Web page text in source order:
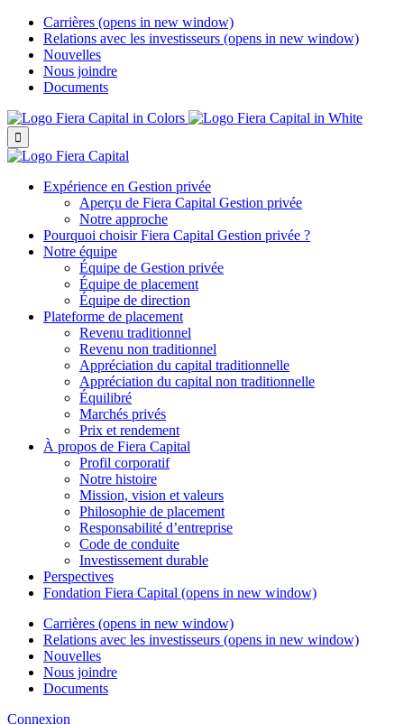
Carrières (opens in new window)
Relations avec les investisseurs (opens in new window)
Nouvelles
Nous joindre
Documents

Expérience en Gestion privée
Aperçu de Fiera Capital Gestion privée
Notre approche
Pourquoi choisirFiera Capital Gestion privée ?
Notre équipe
Équipe de Gestion privée
Équipe de placement
Équipe de direction
Plateforme de placement
Revenu traditionnel
Revenu non traditionnel
Appréciation du capital traditionnelle
Appréciation du capital non traditionnelle
Équilibré
Marchés privés
Prix et rendement
À propos de Fiera Capital
Profil corporatif
Notre histoire
Mission, vision et valeurs
Philosophie de placement
Responsabilité d’entreprise
Code de conduite
Investissement durable
Perspectives
Fondation Fiera Capital (opens in new window)
Carrières (opens in new window)
Relations avec les investisseurs (opens in new window)
Nouvelles
Nous joindre
Documents
Connexion